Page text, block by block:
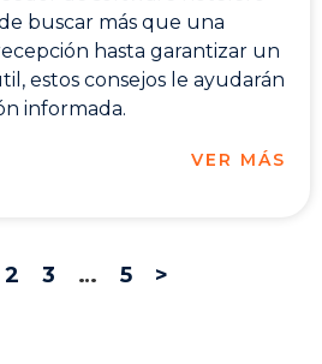
buscar más que una
hasta garantizar un
estos consejos le ayudarán
informada.
VER MÁS
2 3 … 5 >